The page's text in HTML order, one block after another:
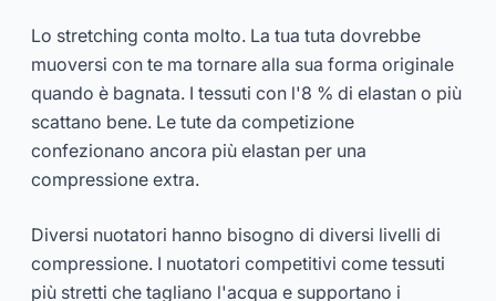
Lo stretching conta molto. La tua tuta dovrebbe
muoversi con te ma tornare alla sua forma originale
quando è bagnata. I tessuti con l'8 % di elastan o più
scattano bene. Le tute da competizione
confezionano ancora più elastan per una
compressione extra.
Diversi nuotatori hanno bisogno di diversi livelli di
compressione. I nuotatori competitivi come tessuti
più stretti che tagliano l'acqua e supportano i